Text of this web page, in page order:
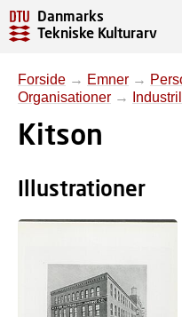
Danmarks
Tekniske Kulturarv
Forside → Emner →
Organisationer →
Kitson
Illustrationer